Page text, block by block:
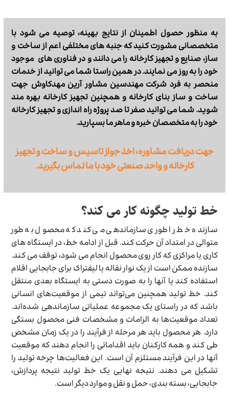
به منظور حصول اطمینان از نتایج بهینه، توصیه می شود با
متخصصانی مشورت کنید که جنبه های مختلفی اعم از ساخت و
ساز، صنایع و تجهیز کارخانه را می دانند و در فناوری های موجود
خود را به روز می نمایند. در همین راستا شما می توانید از خدمات
منحصر به فرد شرکت مهندسین مشاور آرین مهدکاوش جهت
ساخت و ساز بنای کارخانه و همچنین تجهیز کارخانه بهره مند
شوید. شما می توانید صفر تا صد پروژه راه اندازی و تجهیز کارخانه
خود را به متخصصان خبره و ماهر ما بسپارید.
جهت دریافت مشاوره، اخذ جواز تاسیس و ساخت و تجهیز
کارخانه و واحد صنعتی خود با ما تماس بگیرید.
خط تولید چگونه کار می کند؟
سازنده خط را طوری سازماندهی می کند که محصول به طور
متوالی در امتداد آن حرکت کند. قبل از ادامه خط، در ایستگاه های
کاری یا مراکزی که کار روی محصول انجام می شود، توقف می کند.
سازنده ممکن است از یک نوار نقاله یا لیفتراک برای جابجایی اقلام
استفاده کند یا آنها را به صورت دستی به ایستگاه بعدی منتقل
کند. خط تولید همچنین می‌تواند تیمی از موقعیت‌های انسانی
باشد که در راستای یک مجموعه عملیاتی سازماندهی شده‌اند.
تعداد موقعیت‌ها به الزامات و مشخصات فنی محصول بستگی
دارد. هر محصول باید هر مرحله از فرآیند را در یک زمان مشخص
طی کند و همه کارکنان باید اقداماتی را انجام دهند که موقعیت
آنها در این فرآیند مستلزم آن است. این فعالیت‌ها چرخه تولید را
تشکیل می دهند. نتیجه نهایی یک خط تولید نتیجه پردازش،
جابجایی، بسته بندی، حمل و نقل و موارد دیگر است.